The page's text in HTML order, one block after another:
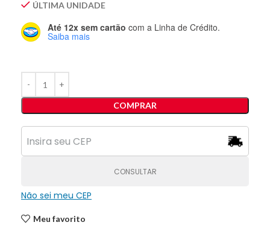
ÚLTIMA UNIDADE
Até 12x sem cartão com a Linha de Crédito.
Saiba mais
COMPRAR
CONSULTAR
Não sei meu CEP
Meu favorito